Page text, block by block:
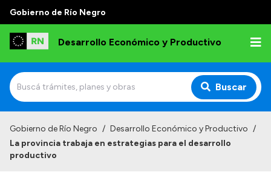
Gobierno de Río Negro
Desarrollo Económico y Productivo
Buscar
Institucional
Gobierno de Río Negro / Desarrollo Económico y Productivo /
La provincia trabaja en estrategias para el desarrollo
productivo